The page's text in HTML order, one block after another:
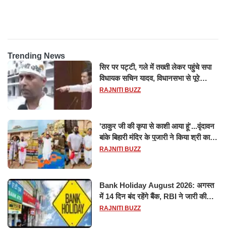
Trending News
सिर पर पट्टी, गले में तख्ती लेकर पहुंचे सपा
विधायक सचिन यादव, विधानसभा से पूरे
मानसून सत्र के लिए किया गया निलंबित
RAJNITI BUZZ
'ठाकुर जी की कृपा से काशी आया हूं'...वृंदावन
बांके बिहारी मंदिर के पुजारी ने किया श्री काशी
विश्वनाथ का जलाभिषेक
RAJNITI BUZZ
Bank Holiday August 2026: अगस्त
में 14 दिन बंद रहेंगे बैंक, RBI ने जारी की
छुट्टियों की लिस्ट​​​​​​​
RAJNITI BUZZ